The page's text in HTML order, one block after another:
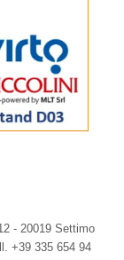
- 20019 Settimo
+39 335 654 94